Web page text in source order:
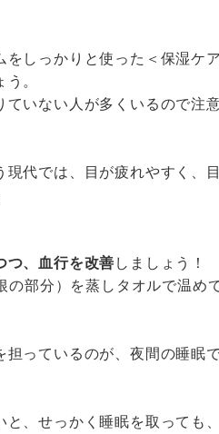
しっかりと使った＜保湿ケ
。
いない人が多くいるので注
代では、目が疲れやすく
つ、血行を改善しましょう！
部分）を蒸しタオルで温
っているのが、夜間の睡眠
と、せっかく睡眠を取っても